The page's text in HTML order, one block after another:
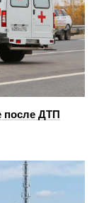
после ДТП